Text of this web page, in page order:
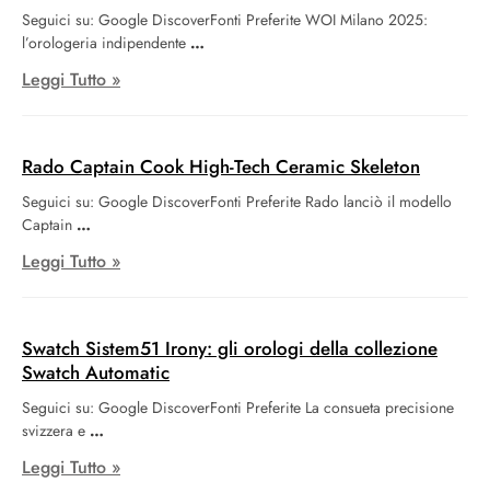
Seguici su: Google DiscoverFonti Preferite WOI Milano 2025:
l’orologeria indipendente
Leggi Tutto »
Rado Captain Cook High-Tech Ceramic Skeleton
Seguici su: Google DiscoverFonti Preferite Rado lanciò il modello
Captain
Leggi Tutto »
Swatch Sistem51 Irony: gli orologi della collezione
Swatch Automatic
Seguici su: Google DiscoverFonti Preferite La consueta precisione
svizzera e
Leggi Tutto »